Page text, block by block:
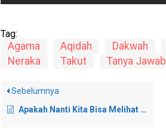
Tag:
Agama Aqidah Dakwah
Neraka
Takut Tanya Jawab
Sebelumnya
Apakah Nanti Kita Bisa Melihat Rekaman Kehidupan di Dunia?